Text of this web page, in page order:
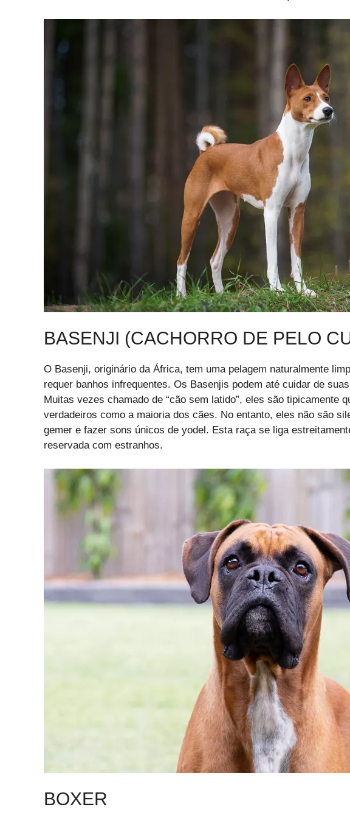
BASENJI (CACHORRO DE PELO
O Basenji, originário da África, tem uma pelagem naturalmente
requer banhos infrequentes. Os Basenjis podem até cuidar de
Muitas vezes chamado de “cão sem latido”, eles são tipicamente
verdadeiros como a maioria dos cães. No entanto, eles não são
gemer e fazer sons únicos de yodel. Esta raça se liga
reservada com estranhos.
BOXER